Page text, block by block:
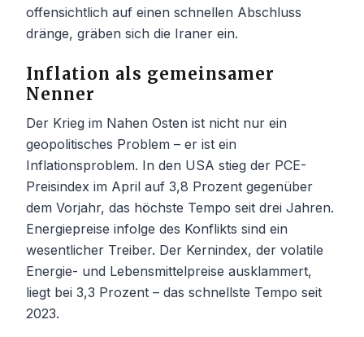
offensichtlich auf einen schnellen Abschluss
dränge, gräben sich die Iraner ein.
Inflation als gemeinsamer
Nenner
Der Krieg im Nahen Osten ist nicht nur ein
geopolitisches Problem – er ist ein
Inflationsproblem. In den USA stieg der PCE-
Preisindex im April auf 3,8 Prozent gegenüber
dem Vorjahr, das höchste Tempo seit drei Jahren.
Energiepreise infolge des Konflikts sind ein
wesentlicher Treiber. Der Kernindex, der volatile
Energie- und Lebensmittelpreise ausklammert,
liegt bei 3,3 Prozent – das schnellste Tempo seit
2023.